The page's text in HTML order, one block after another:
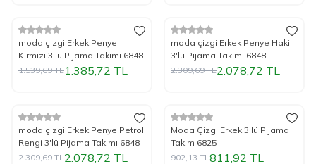
%10İndirim
Yeni
moda çizgi Erkek Penye
Kırmızı 3'lü Pijama Takımı 6848
1.539,69TL1.385,72 TL
%10İndirim
Yeni
moda çizgi Erkek Penye Haki
3'lü Pijama Takımı 6848
2.309,69TL2.078,72 TL
%10İndirim
Yeni
moda çizgi Erkek Penye Petrol
Rengi 3'lü Pijama Takımı 6848
2.309,69TL2.078,72 TL
%10İndirim
Yeni
Moda Çizgi Erkek 3'lü Pijama
Takım 6825
902,13TL811,92 TL